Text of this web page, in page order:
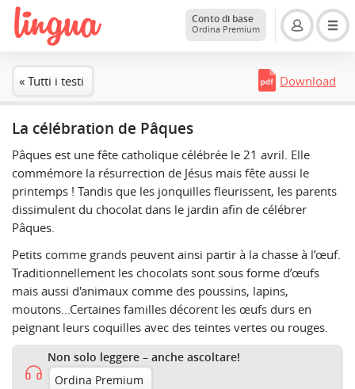
Conto di base
Ordina Premium
« Tutti i testi Download
La célébration de Pâques
Pâques est une fête catholique célébrée le 21 avril. Elle
commémore la résurrection de Jésus mais fête aussi le
printemps ! Tandis que les jonquilles fleurissent, les parents
dissimulent du chocolat dans le jardin afin de célébrer
Pâques.
Petits comme grands peuvent ainsi partir à la chasse à l’œuf.
Traditionnellement les chocolats sont sous forme d’œufs
mais aussi d'animaux comme des poussins, lapins,
moutons...Certaines familles décorent les œufs durs en
peignant leurs coquilles avec des teintes vertes ou rouges.
Non solo leggere – anche ascoltare!
Ordina Premium